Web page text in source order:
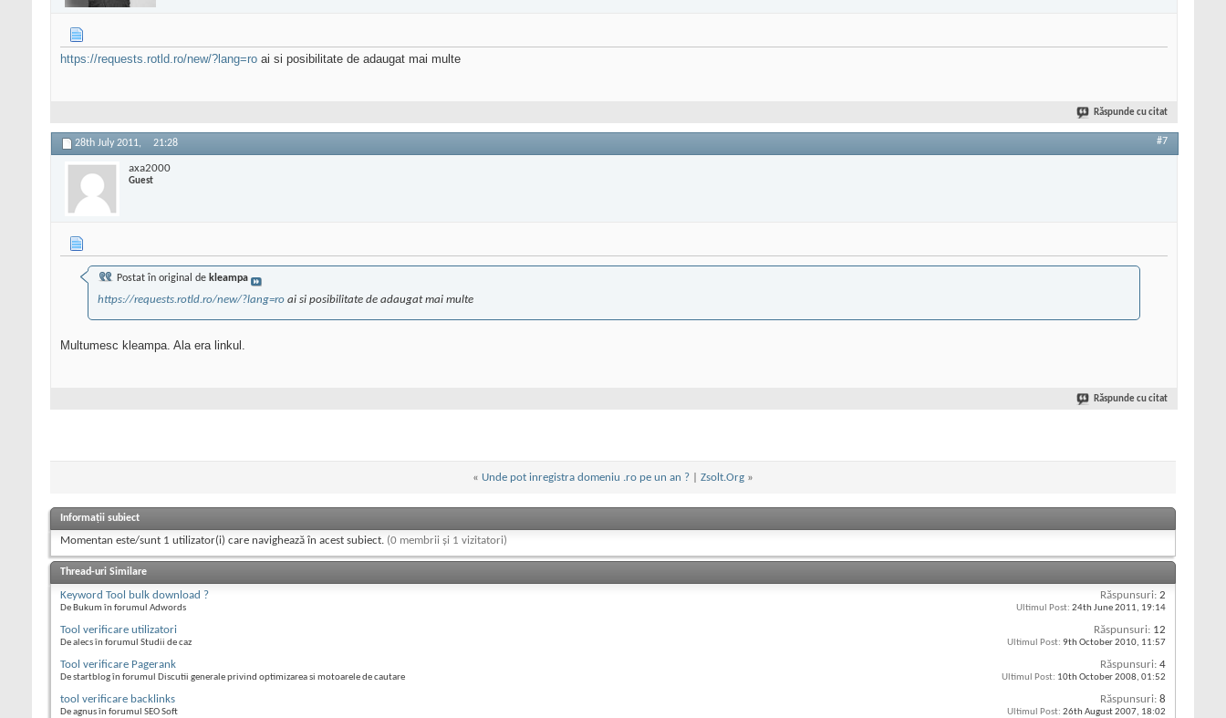
https://requests.rotld.ro/new/?lang=ro ai si posibilitate de adaugat mai multe
Răspunde cu citat
28th July 2011, 21:28 #7
axa2000
Guest
Postat în original de kleampa
https://requests.rotld.ro/new/?lang=ro ai si posibilitate de adaugat mai multe
Multumesc kleampa. Ala era linkul.
Răspunde cu citat
« Unde pot inregistra domeniu .ro pe un an ? Zsolt.Org »
Informații subiect
Momentan este/sunt 1 utilizator(i) care navighează în acest subiect. (0 membrii și 1 vizitatori)
Thread-uri Similare
Keyword Tool bulk download ?
De Bukum în forumul Adwords
Răspunsuri: 2
Ultimul Post: 24th June 2011, 19:14
Tool verificare utilizatori
De alecs în forumul Studii de caz
Răspunsuri: 12
Ultimul Post: 9th October 2010, 11:57
Tool verificare Pagerank
De startblog în forumul Discutii generale privind optimizarea si motoarele de cautare
Răspunsuri: 4
Ultimul Post: 10th October 2008, 01:52
tool verificare backlinks
De agnus în forumul SEO Soft
Răspunsuri: 8
Ultimul Post: 26th August 2007, 18:02